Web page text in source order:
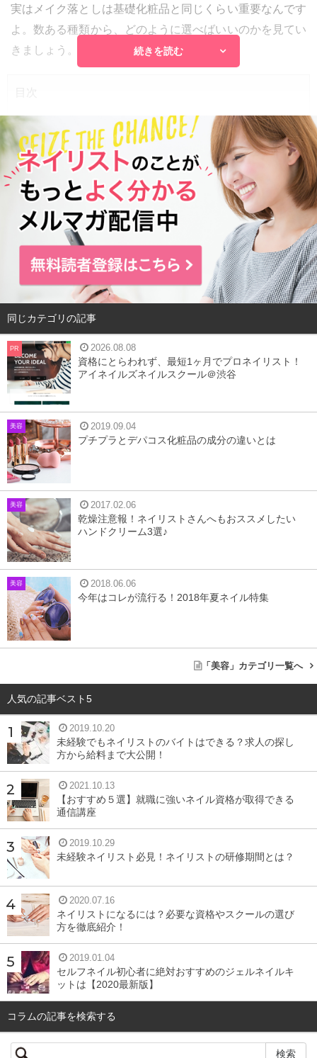
実はメイク落としは基礎化粧品と同じくらい重要なんです
よ。数ある種類から、どのように選べばいいのかを見てい
きましょう。
目次
1クレンジング剤の種類について
2自分の肌に合うクレンジング剤の選び方
3クレンジングする時の注意点
4オススメクレンジング紹介
クレンジング剤の種類について
オイル
手軽さが魅力のオイルクレンジング。濃いメイクもスルス
ルと落としてくれます。
まうことがあり、クレンジング後は乾燥しやすくなる場合
があります。
ジェル
クレンジングジェルにはオイルフリーとオイルインがあ
り、オイルフリーの方が肌には優しいですが洗浄力は低
め。市販のクレンジングジェルはオイルインが多く、こち
らはオイルフリーよりも洗浄力があります。
クリーム
クレンジングクリームの良いところは、潤いを保ったまま
メイクが落とせること。クリームがこってりしているの
で、肌への摩擦も少なくメイクを落とすことが可能で、洗
い上がりの肌がしっとりしています。
クリームを拭き取るタイプと、洗い流すタイプがありま
続きを読む
同じカテゴリの記事
PR 2026.08.08
資格にとらわれず、最短1ヶ月でプロネイリスト！
アイネイルズネイルスクール＠渋谷
美容 2019.09.04
プチプラとデパコス化粧品の成分の違いとは
美容 2017.02.06
乾燥注意報！ネイリストさんへもおススメしたい
ハンドクリーム3選♪
美容 2018.06.06
今年はコレが流行る！2018年夏ネイル特集
「美容」カテゴリ一覧へ
人気の記事ベスト5
2019.10.20
未経験でもネイリストのバイトはできる？求人の探し
方から給料まで大公開！
2021.10.13
【おすすめ５選】就職に強いネイル資格が取得できる
通信講座
2019.10.29
未経験ネイリスト必見！ネイリストの研修期間とは？
2020.07.16
ネイリストになるには？必要な資格やスクールの選び
方を徹底紹介！
2019.01.04
セルフネイル初心者に絶対おすすめのジェルネイルキ
ットは【2020最新版】
コラムの記事を検索する